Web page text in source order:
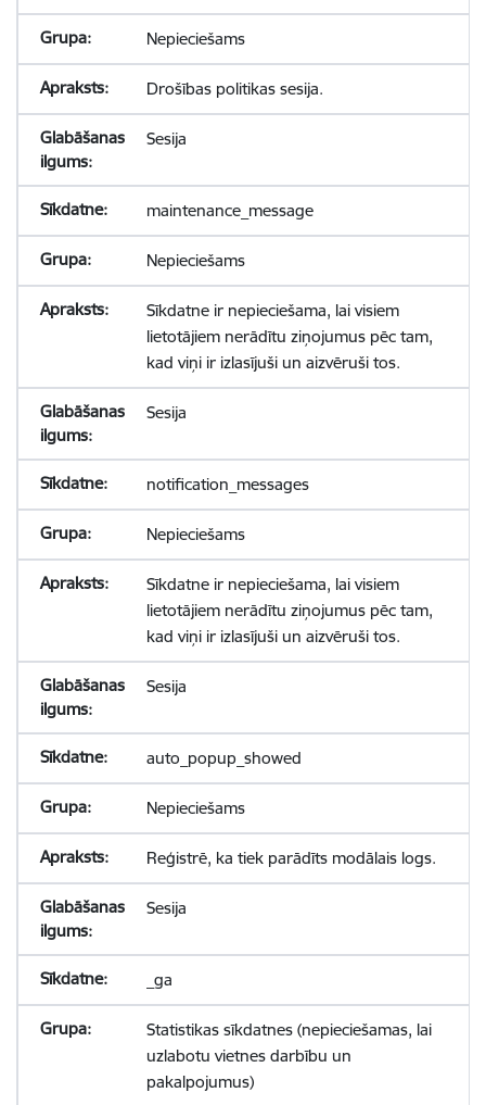
Nepieciešams
Drošības politikas sesija.
Sesija
maintenance_message
Nepieciešams
Sīkdatne ir nepieciešama, lai visiem
lietotājiem nerādītu ziņojumus pēc tam,
kad viņi ir izlasījuši un aizvēruši tos.
Sesija
notification_messages
Nepieciešams
Sīkdatne ir nepieciešama, lai visiem
lietotājiem nerādītu ziņojumus pēc tam,
kad viņi ir izlasījuši un aizvēruši tos.
Sesija
auto_popup_showed
Nepieciešams
Reģistrē, ka tiek parādīts modālais logs.
Sesija
_ga
Statistikas sīkdatnes (nepieciešamas, lai
uzlabotu vietnes darbību un
pakalpojumus)